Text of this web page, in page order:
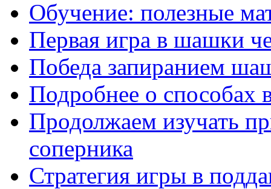
Обучение: полезные
Первая игра в шашки
Победа запиранием
Подробнее о способах
Продолжаем изучать
соперника
Стратегия игры в